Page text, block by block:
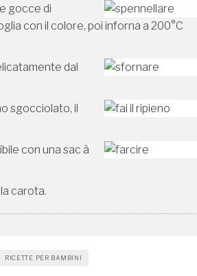
gocce di
con il colore, poi inforna a 200°C
dal
sgocciolato, il
con una sac à
carota.
RICETTE PER BAMBINI